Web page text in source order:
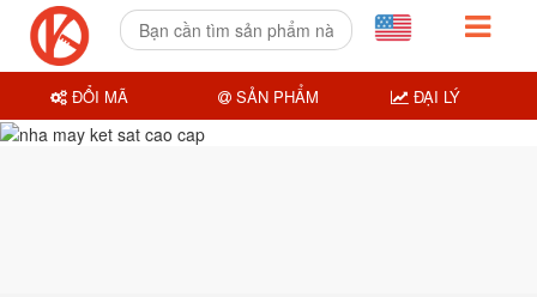
ĐỔI MÃ SẢN PHẨM ĐẠI LÝ